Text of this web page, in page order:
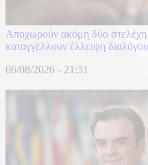
Αποχωρούν ακόμη δύο
καταγγέλλουν έλλειψη διαλόγου
06/08/2026 - 21:31